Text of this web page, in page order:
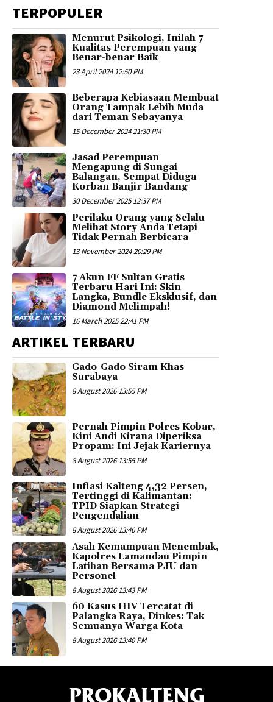
TERPOPULER
Menurut Psikologi, Inilah 7
Kualitas Perempuan yang
Benar-benar Baik
23 April 2024 12:50 PM
Beberapa Kebiasaan Membuat
Orang Tampak Lebih Muda
dari Teman Sebayanya
15 December 2024 21:30 PM
Jasad Perempuan
Mengapung di Sungai
Balangan, Sempat Diduga
Korban Banjir Bandang
30 December 2025 12:37 PM
Perilaku Orang yang Selalu
Melihat Story Anda Tetapi
Tidak Pernah Berbicara
13 November 2024 20:29 PM
7 Akun FF Sultan Gratis
Terbaru Hari Ini: Skin
Langka, Bundle Eksklusif, dan
Diamond Melimpah!
16 March 2025 22:41 PM
ARTIKEL TERBARU
Gado-Gado Siram Khas
Surabaya
8 August 2026 13:55 PM
Pernah Pimpin Polres Kobar,
Kini Andi Kirana Diperiksa
Propam: Ini Jejak Kariernya
8 August 2026 13:55 PM
Inflasi Kalteng 4,32 Persen,
Tertinggi di Kalimantan:
TPID Siapkan Strategi
Pengendalian
8 August 2026 13:46 PM
Asah Kemampuan Menembak,
Kapolres Lamandau Pimpin
Latihan Bersama PJU dan
Personel
8 August 2026 13:43 PM
60 Kasus HIV Tercatat di
Palangka Raya, Dinkes: Tak
Semuanya Warga Kota
8 August 2026 13:40 PM
PROKALTENG